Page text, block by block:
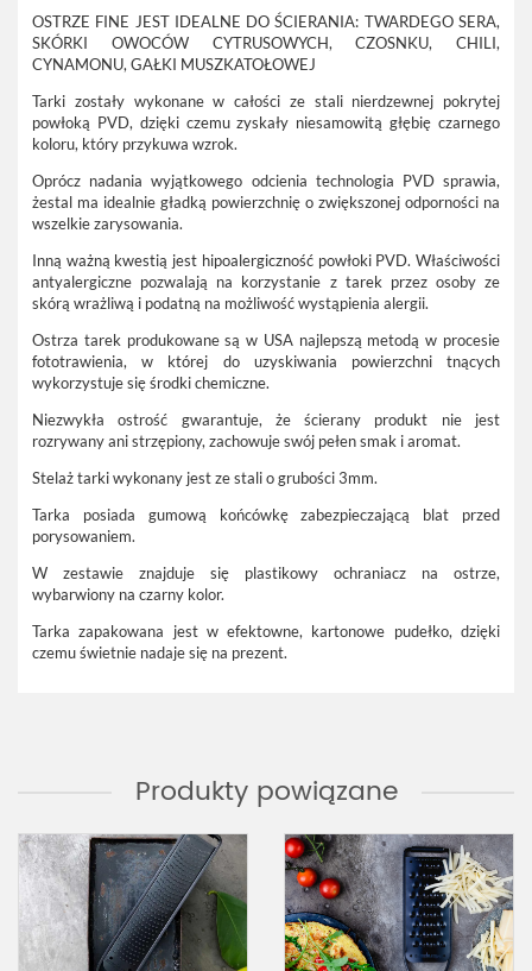
OSTRZE FINE JEST IDEALNE DO ŚCIERANIA: TWARDEGO SERA,
SKÓRKI OWOCÓW CYTRUSOWYCH, CZOSNKU, CHILI,
CYNAMONU, GAŁKI MUSZKATOŁOWEJ
Tarki zostały wykonane w całości ze stali nierdzewnej pokrytej
powłoką PVD, dzięki czemu zyskały niesamowitą głębię czarnego
koloru, który przykuwa wzrok.
Oprócz nadania wyjątkowego odcienia technologia PVD sprawia,
żestal ma idealnie gładką powierzchnię o zwiększonej odporności na
wszelkie zarysowania.
Inną ważną kwestią jest hipoalergiczność powłoki PVD. Właściwości
antyalergiczne pozwalają na korzystanie z tarek przez osoby ze
skórą wrażliwą i podatną na możliwość wystąpienia alergii.
Ostrza tarek produkowane są w USAnajlepszą metodąw procesie
fototrawienia, w której do uzyskiwania powierzchni tnących
wykorzystuje się środki chemiczne.
Niezwykła ostrość gwarantuje, że ścierany produkt nie jest
rozrywany ani strzępiony, zachowuje swój pełen smak i aromat.
Stelaż tarki wykonany jest ze stali o grubości 3mm.
Tarka posiada gumową końcówkęzabezpieczającą blat przed
porysowaniem.
W zestawie znajduje się plastikowy ochraniacz na ostrze,
wybarwiony na czarny kolor.
Tarka zapakowana jest wefektowne, kartonowe pudełko, dzięki
czemu świetnie nadaje się na prezent.
Produkty powiązane